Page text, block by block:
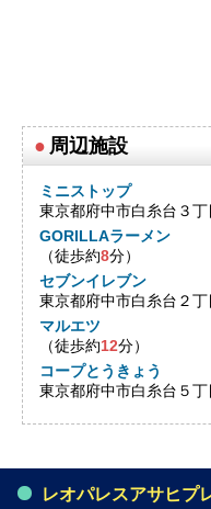
● 周辺施設
ミニストップ
東京都府中市白糸台３
GORILLAラーメン
（徒歩約8分）
セブンイレブン
東京都府中市白糸台２
マルエツ
（徒歩約12分）
コープとうきょう
東京都府中市白糸台５
レオパレスアサヒプ